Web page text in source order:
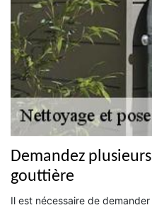
Demandez
gouttière
Il est nécessaire de